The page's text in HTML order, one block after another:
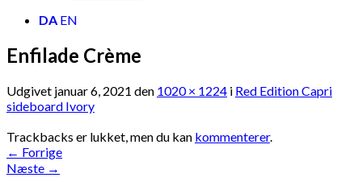
DA EN
Enfilade Crème
Udgivet januar 6, 2021 den 1020 × 1224 i Red Edition Capri
sideboard Ivory
Trackbacks er lukket, men du kan kommenterer.
← Forrige
Næste →